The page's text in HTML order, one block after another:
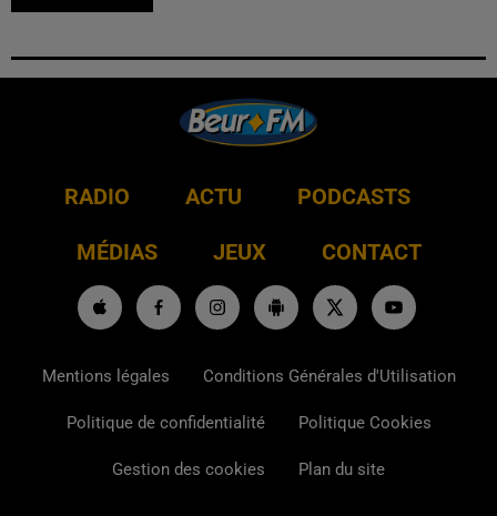
RADIO ACTU PODCASTS
MÉDIAS JEUX CONTACT
Mentions légales Conditions Générales d'Utilisation
Politique de confidentialité Politique Cookies
Gestion des cookies Plan du site